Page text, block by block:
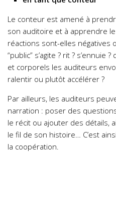
Le conteur est amené à
son auditoire et à apprendre
réactions sont-elles négatives
“public” s’agite ? rit ? s’ennuie
et corporels les auditeurs
ralentir ou plutôt accélérer ?
Par ailleurs, les auditeurs
narration : poser des
le récit ou ajouter des détails,
le fil de son histoire… C’est
la coopération.